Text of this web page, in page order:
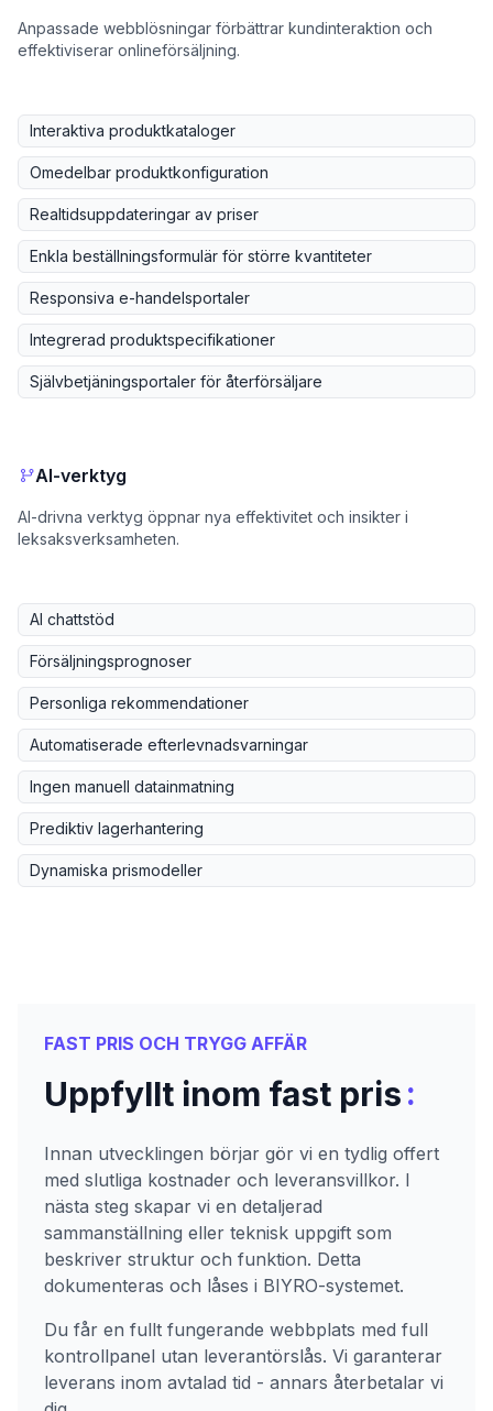
Anpassade webblösningar förbättrar kundinteraktion och
effektiviserar onlineförsäljning.
Interaktiva produktkataloger
Omedelbar produktkonfiguration
Realtidsuppdateringar av priser
Enkla beställningsformulär för större kvantiteter
Responsiva e-handelsportaler
Integrerad produktspecifikationer
Självbetjäningsportaler för återförsäljare
AI-verktyg
AI-drivna verktyg öppnar nya effektivitet och insikter i
leksaksverksamheten.
AI chattstöd
Försäljningsprognoser
Personliga rekommendationer
Automatiserade efterlevnadsvarningar
Ingen manuell datainmatning
Prediktiv lagerhantering
Dynamiska prismodeller
FAST PRIS OCH TRYGG AFFÄR
Uppfyllt inom fast pris:
Innan utvecklingen börjar gör vi en tydlig offert
med slutliga kostnader och leveransvillkor. I
nästa steg skapar vi en detaljerad
sammanställning eller teknisk uppgift som
beskriver struktur och funktion. Detta
dokumenteras och låses i BIYRO-systemet.
Du får en fullt fungerande webbplats med full
kontrollpanel utan leverantörslås. Vi garanterar
leverans inom avtalad tid - annars återbetalar vi